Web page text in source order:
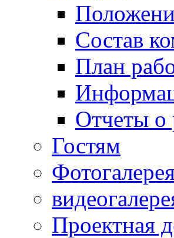
Состав
План
Отчеты
Гостям
Проектная